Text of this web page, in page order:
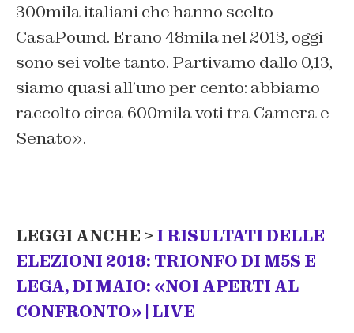
300mila italiani che hanno scelto
CasaPound. Erano 48mila nel 2013, oggi
sono sei volte tanto. Partivamo dallo 0,13,
siamo quasi all’uno per cento: abbiamo
raccolto circa 600mila voti tra Camera e
Senato».
LEGGI ANCHE > I RISULTATI DELLE
ELEZIONI 2018: TRIONFO DI M5S E
LEGA, DI MAIO: «NOI APERTI AL
CONFRONTO» | LIVE